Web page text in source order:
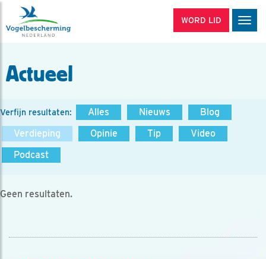
WORD LID
Actueel
Verfijn resultaten: Alles Nieuws
Blog
Verdieping
Opinie Tip
Video
Podcast
Geen resultaten.